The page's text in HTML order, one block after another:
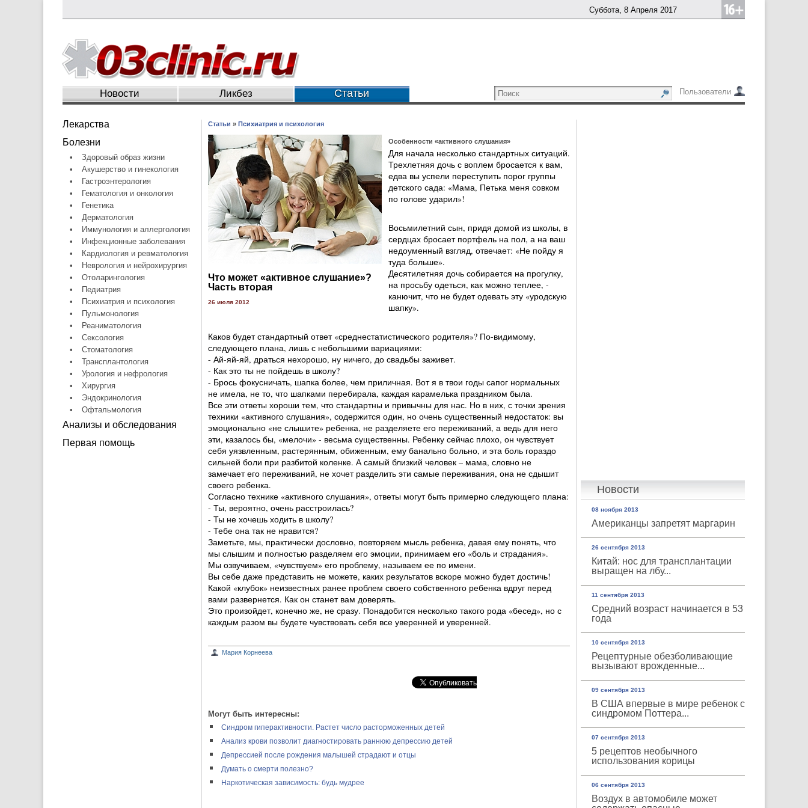
Суббота, 8 Апреля 2017
Пользователи
Новости Ликбез Статьи
Лекарства
Болезни
•
Здоровый образ жизни
•
Акушерство и гинекология
•
Гастроэнтерология
•
Гематология и онкология
•
Генетика
•
Дерматология
•
Иммунология и аллергология
•
Инфекционные заболевания
•
Кардиология и ревматология
•
Неврология и нейрохирургия
•
Отоларингология
•
Педиатрия
•
Психиатрия и психология
•
Пульмонология
•
Реаниматология
•
Сексология
•
Стоматология
•
Трансплантология
•
Урология и нефрология
•
Хирургия
•
Эндокринология
•
Офтальмология
Анализы и обследования
Первая помощь
Новости
08 ноября 2013
Американцы запретят маргарин
26 сентября 2013
Китай: нос для трансплантации
выращен на лбу...
11 сентября 2013
Средний возраст начинается в 53
года
10 сентября 2013
Рецептурные обезболивающие
вызывают врожденные...
09 сентября 2013
В США впервые в мире ребенок с
синдромом Поттера...
07 сентября 2013
5 рецептов необычного
использования корицы
06 сентября 2013
Воздух в автомобиле может
Статьи » Психиатрия и психология
Что может «активное слушание»?
Часть вторая
26 июля 2012
Особенности «активного слушания»
Для начала несколько стандартных ситуаций.
Трехлетняя дочь с воплем бросается к вам,
едва вы успели переступить порог группы
детского сада: «Мама, Петька меня совком
по голове ударил»!
Восьмилетний сын, придя домой из школы, в
сердцах бросает портфель на пол, а на ваш
недоуменный взгляд, отвечает: «Не пойду я
туда больше».
Десятилетняя дочь собирается на прогулку,
на просьбу одеться, как можно теплее, -
канючит, что не будет одевать эту «уродскую
шапку».
Каков будет стандартный ответ «среднестатистического родителя»? По-видимому,
следующего плана, лишь с небольшими вариациями:
- Ай-яй-яй, драться нехорошо, ну ничего, до свадьбы заживет.
- Как это ты не пойдешь в школу?
- Брось фокусничать, шапка более, чем приличная. Вот я в твои годы сапог нормальных
не имела, не то, что шапками перебирала, каждая карамелька праздником была.
Все эти ответы хороши тем, что стандартны и привычны для нас. Но в них, с точки зрения
техники «активного слушания», содержится один, но очень существенный недостаток: вы
эмоционально «не слышите» ребенка, не разделяете его переживаний, а ведь для него
эти, казалось бы, «мелочи» - весьма существенны. Ребенку сейчас плохо, он чувствует
себя уязвленным, растерянным, обиженным, ему банально больно, и эта боль гораздо
сильней боли при разбитой коленке. А самый близкий человек – мама, словно не
замечает его переживаний, не хочет разделить эти самые переживания, она не сдышит
своего ребенка.
Согласно технике «активного слушания», ответы могут быть примерно следующего плана:
- Ты, вероятно, очень расстроилась?
- Ты не хочешь ходить в школу?
- Тебе она так не нравится?
Заметьте, мы, практически дословно, повторяем мысль ребенка, давая ему понять, что
мы слышим и полностью разделяем его эмоции, принимаем его «боль и страдания».
Мы озвучиваем, «чувствуем» его проблему, называем ее по имени.
Вы себе даже представить не можете, каких результатов вскоре можно будет достичь!
Какой «клубок» неизвестных ранее проблем своего собственного ребенка вдруг перед
вами развернется. Как он станет вам доверять.
Это произойдет, конечно же, не сразу. Понадобится несколько такого рода «бесед», но с
каждым разом вы будете чувствовать себя все уверенней и уверенней.
Мария Корнеева
Могут быть интересны:
Синдром гиперактивности. Растет число расторможенных детей
Анализ крови позволит диагностировать раннюю депрессию детей
Депрессией после рождения малышей страдают и отцы
Думать о смерти полезно?
Наркотическая зависимость: будь мудрее